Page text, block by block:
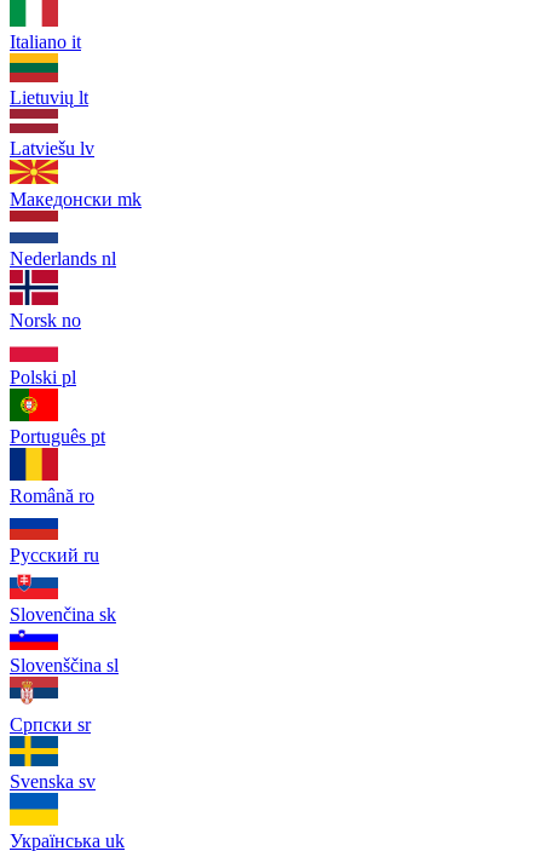
Italiano it
Lietuvių lt
Latviešu lv
Македонски mk
Nederlands nl
Norsk no
Polski pl
Português pt
Română ro
Русский ru
Slovenčina sk
Slovenščina sl
Српски sr
Svenska sv
Українська uk